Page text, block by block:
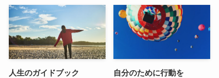
人生のガイドブック 自分のために行動を